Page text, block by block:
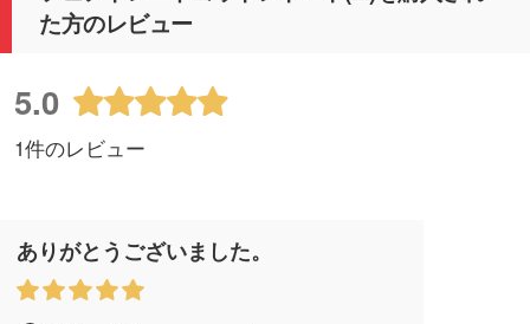
た方のレビュー
5.0
1件のレビュー
ありがとうございました。